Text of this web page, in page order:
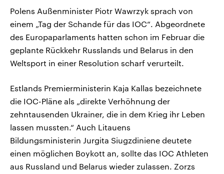
Polens Außenminister Piotr Wawrzyk sprach von
einem „Tag der Schande für das IOC“. Abgeordnete
des Europaparlaments hatten schon im Februar die
geplante Rückkehr Russlands und Belarus in den
Weltsport in einer Resolution scharf verurteilt.
Estlands Premierministerin Kaja Kallas bezeichnete
die IOC-Pläne als „direkte Verhöhnung der
zehntausenden Ukrainer, die in dem Krieg ihr Leben
lassen mussten.“ Auch Litauens
Bildungsministerin Jurgita Siugzdiniene deutete
einen möglichen Boykott an, sollte das IOC Athleten
aus Russland und Belarus wieder zulassen. Zorzs